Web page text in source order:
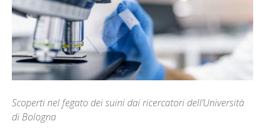
Scoperti nel fegato dei suini dai ricercatori dell’Università
di Bologna